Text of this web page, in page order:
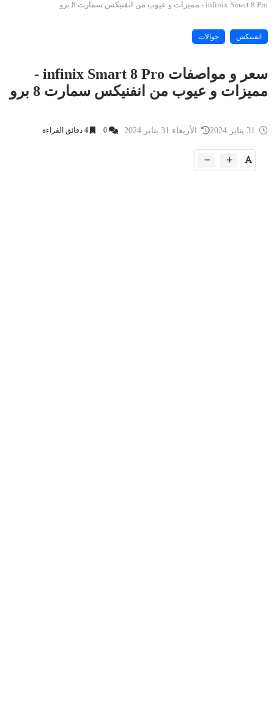
infinix Smart 8 Pro - مميزات و عيوب من انفنيكس سمارت 8 برو
انفنيكس جوالات
سعر و مواصفات infinix Smart 8 Pro -
مميزات و عيوب من انفنيكس سمارت 8 برو
الأربعاء 31 يناير 2024 0
4 دقائق القراءة